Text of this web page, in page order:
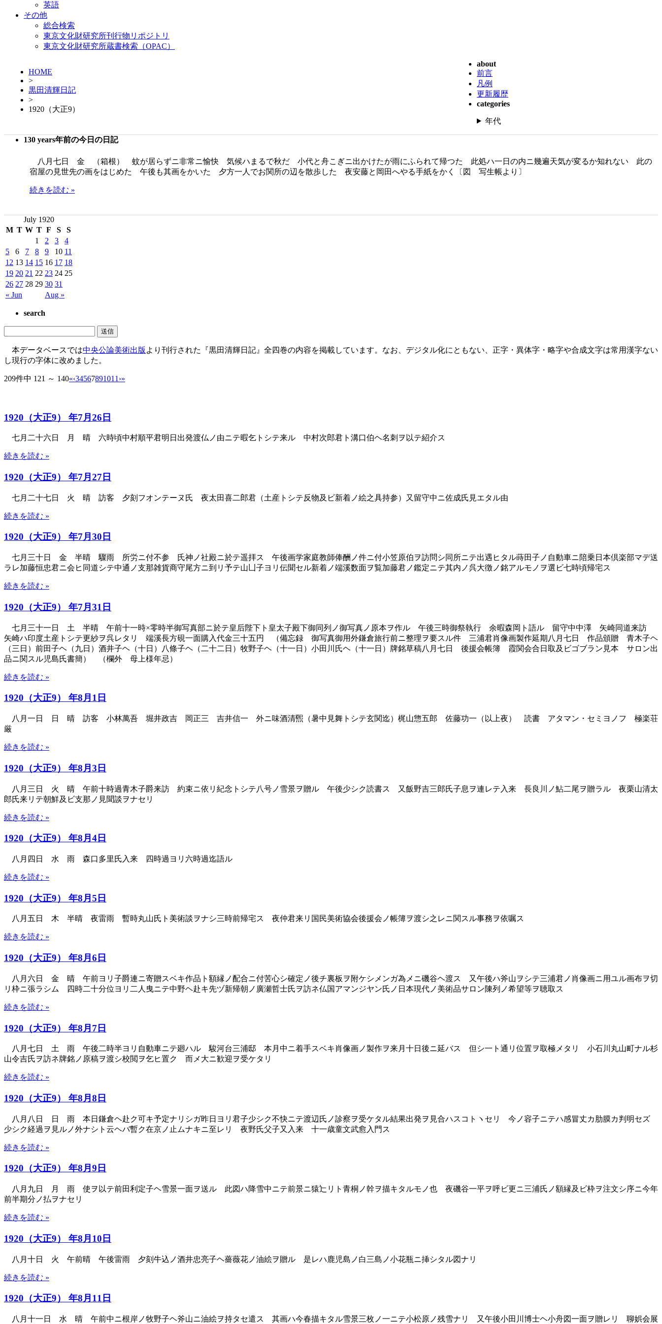
英語
その他
総合検索
東京文化財研究所刊行物リポジトリ
東京文化財研究所蔵書検索（OPAC）
HOME
>
黒田清輝日記
>
1920（大正9）
about
前言
凡例
更新履歴
categories
年代
130 years年前の今日の日記
八月七日 金 （箱根） 蚊が居らずニ非常ニ愉快 気候ハまるで秋だ 小代と舟こぎニ出かけたが雨にふられて帰つた 此処ハ一日の内ニ幾遍天気が変るか知れない 此の
宿屋の見世先の画をはじめた 午後も其画をかいた 夕方一人でお関所の辺を散歩した 夜安藤と岡田へやる手紙をかく〔図 写生帳より〕
続きを読む »
July 1920
M T W T F S S
« Jun Aug »
1 2 3
4
5
6 7 8 9 10 11
12 13 14 15 16 17 18
19 20 21 22 23 24 25
26 27 28 29 30 31
search
本データベースでは中央公論美術出版 より刊行された『黒田清輝日記』全四巻の内容を掲載しています。なお、デジタル化にともない、正字・異体字・略字や合成文字は常用漢字ない
し現行の字体に改めました。
209件中 121 ～ 140«‹34567891011 ›»
1920（大正9） 年7月26日
七月二十六日 月 晴 六時頃中村順平君明日出発渡仏ノ由ニテ暇乞トシテ来ル 中村次郎君ト溝口伯ヘ名刺ヲ以テ紹介ス
続きを読む »
1920（大正9） 年7月27日
七月二十七日 火 晴 訪客 夕刻フオンテーヌ氏 夜太田喜二郎君（土産トシテ反物及ビ新着ノ絵之具持参）又留守中ニ佐成氏見エタル由
続きを読む »
1920（大正9） 年7月30日
七月三十日 金 半晴 驟雨 所労ニ付不参 氏神ノ社殿ニ於テ遥拝ス 午後画学家庭教師俸酬ノ件ニ付小笠原伯ヲ訪問シ同所ニテ出遇ヒタル蒔田子ノ自動車ニ陪乗日本倶楽部マデ送
ラレ加藤恒忠君ニ会ヒ同道シテ中通ノ支那雑貨商守尾方ニ到リ予テ山凵子ヨリ伝聞セル新着ノ端溪数面ヲ覧加藤君ノ鑑定ニテ其内ノ呉大徴ノ銘アルモノヲ選ビ七時頃帰宅ス
続きを読む »
1920（大正9） 年7月31日
七月三十一日 土 半晴 午前十一時×零時半御写真部ニ於テ皇后陛下ト皇太子殿下御同列ノ御写真ノ原本ヲ作ル 午後三時御祭執行 余暇森岡ト語ル 留守中中澤 矢崎同道来訪
矢崎ハ印度土産トシテ更紗ヲ呉レタリ 端溪長方硯一面購入代金三十五円 （備忘録 御写真御用外鎌倉旅行前ニ整理ヲ要スル件 三浦君肖像画製作延期八月七日 作品頒贈 青木子ヘ
（三日）前田子ヘ（九日）酒井子ヘ（十日）八條子ヘ（二十二日）牧野子ヘ（十一日）小田川氏ヘ（十一日）牌銘草稿八月七日 後援会帳簿 霞関会合日取及ビゴブラン見本 サロン出
品ニ関スル児島氏書簡） （欄外 母上様年忌）
続きを読む »
1920（大正9） 年8月1日
八月一日 日 晴 訪客 小林萬吾 堀井政吉 岡正三 吉井信一 外ニ味酒清煕（暑中見舞トシテ玄関迄）梶山惣五郎 佐藤功一（以上夜） 読書 アタマン・セミヨノフ 極楽荘
厳
続きを読む »
1920（大正9） 年8月3日
八月三日 火 晴 午前十時過青木子爵来訪 約束ニ依リ紀念トシテ八号ノ雪景ヲ贈ル 午後少シク読書ス 又飯野吉三郎氏子息ヲ連レテ入来 長良川ノ鮎二尾ヲ贈ラル 夜栗山清太
郎氏来リテ朝鮮及ビ支那ノ見聞談ヲナセリ
続きを読む »
1920（大正9） 年8月4日
八月四日 水 雨 森口多里氏入来 四時過ヨリ六時過迄語ル
続きを読む »
1920（大正9） 年8月5日
八月五日 木 半晴 夜雷雨 暫時丸山氏ト美術談ヲナシ三時前帰宅ス 夜仲君来リ国民美術協会後援会ノ帳簿ヲ渡シ之レニ関スル事務ヲ依嘱ス
続きを読む »
1920（大正9） 年8月6日
八月六日 金 晴 午前ヨリ子爵連ニ寄贈スベキ作品ト額縁ノ配合ニ付苦心シ確定ノ後チ裏板ヲ附ケシメンガ為メニ磯谷ヘ渡ス 又午後ハ斧山ヲシテ三浦君ノ肖像画ニ用ユル画布ヲ切
リ枠ニ張ラシム 四時二十分位ヨリ二人曳ニテ中野ヘ赴キ先ヅ新帰朝ノ廣瀬哲士氏ヲ訪ネ仏国アマンジヤン氏ノ日本現代ノ美術品サロン陳列ノ希望等ヲ聴取ス
続きを読む »
1920（大正9） 年8月7日
八月七日 土 雨 午後二時半ヨリ自動車ニテ廻ハル 駿河台三浦邸 本月中ニ着手スベキ肖像画ノ製作ヲ来月十日後ニ延バス 但シ一ト通リ位置ヲ取極メタリ 小石川丸山町ナル杉
山令吉氏ヲ訪ネ牌銘ノ原稿ヲ渡シ校閲ヲ乞ヒ置ク 而メ大ニ歓迎ヲ受ケタリ
続きを読む »
1920（大正9） 年8月8日
八月八日 日 雨 本日鎌倉ヘ赴ク可キ予定ナリシガ昨日ヨリ君子少シク不快ニテ渡辺氏ノ診察ヲ受ケタル結果出発ヲ見合ハスコトヽセリ 今ノ容子ニテハ感冒丈カ肋膜カ判明セズ
少シク経過ヲ見ルノ外ナシト云ヘバ暫ク在京ノ止ムナキニ至レリ 夜野氏父子又入来 十一歳童文武愈入門ス
続きを読む »
1920（大正9） 年8月9日
八月九日 月 雨 使ヲ以テ前田利定子ヘ雪景一面ヲ送ル 此図ハ降雪中ニテ前景ニ猿辷リト青桐ノ幹ヲ描キタルモノ也 夜磯谷一平ヲ呼ビ更ニ三浦氏ノ額縁及ビ枠ヲ注文シ序ニ今年
前半期分ノ払ヲナセリ
続きを読む »
1920（大正9） 年8月10日
八月十日 火 午前晴 午後雷雨 夕刻牛込ノ酒井忠亮子ヘ薔薇花ノ油絵ヲ贈ル 是レハ鹿児島ノ白三島ノ小花瓶ニ挿シタル図ナリ
続きを読む »
1920（大正9） 年8月11日
八月十一日 水 晴 午前中ニ根岸ノ牧野子ヘ斧山ニ油絵ヲ持タセ遣ス 其画ハ今春描キタル雪景三枚ノ一ニテ小松原ノ残雪ナリ 又午後小田川博士ヘ小舟図一面ヲ贈レリ 聊娯会展